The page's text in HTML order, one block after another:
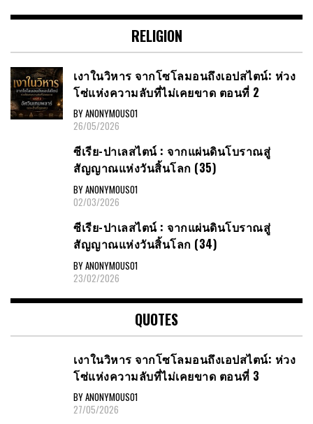
RELIGION
เงาในวิหาร จากโซโลมอนถึงเอปสไตน์: ห่วง
โซ่แห่งความลับที่ไม่เคยขาด ตอนที่ 2
BY ANONYMOUS01
26/05/2026
ซีเรีย​-ปาเลสไตน์​ : จากแผ่นดินโบราณสู่
สัญญาณ​แห่งวันสิ้นโลก​ (35)
BY ANONYMOUS01
02/03/2026
ซีเรีย​-ปาเลสไตน์​ : จากแผ่นดินโบราณสู่
สัญญาณ​แห่งวันสิ้นโลก​ (34)
BY ANONYMOUS01
23/02/2026
QUOTES
เงาในวิหาร จากโซโลมอนถึงเอปสไตน์: ห่วง
โซ่แห่งความลับที่ไม่เคยขาด ตอนที่ 3